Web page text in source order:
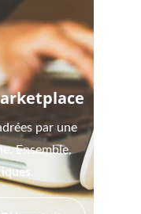
par une
Ensemble,